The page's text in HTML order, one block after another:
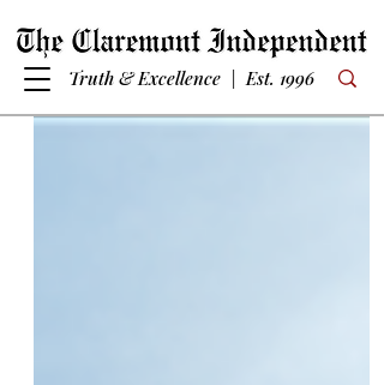
Truth & Excellence | Est. 1996